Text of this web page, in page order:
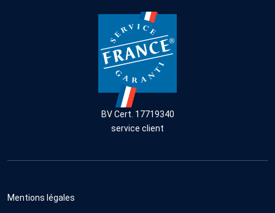
BV Cert. 17719340
service client
Mentions légales